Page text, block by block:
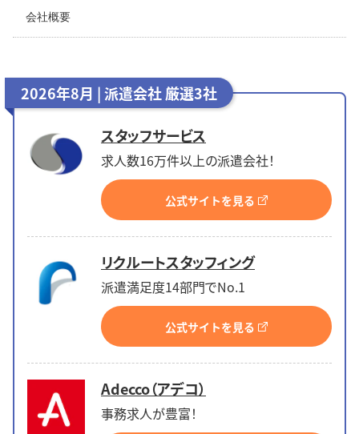
会社概要
2026年8月 | 派遣会社 厳選3社
スタッフサービス
求人数16万件以上の派遣会社！
公式サイトを見る
リクルートスタッフィング
派遣満足度14部門でNo.1
公式サイトを見る
Adecco（アデコ）
事務求人が豊富！